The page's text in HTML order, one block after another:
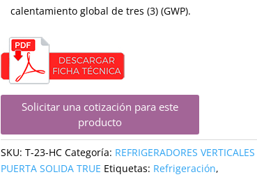
calentamiento global de tres (3) (GWP).
Solicitar una cotización para este
producto
SKU:T-23-HC Categoría: REFRIGERADORES VERTICALES
PUERTA SOLIDA TRUE Etiquetas: Refrigeración,